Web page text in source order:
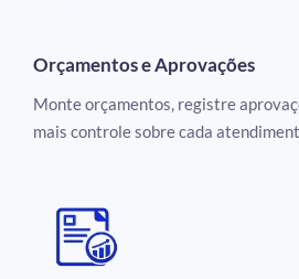
Orçamentos e Aprovações
Monte orçamentos, registre
mais controle sobre cada